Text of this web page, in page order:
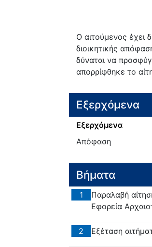
Ο αιτούμενος έχει
διοικητικής
δύναται να
απορρίφθηκε το
Εξερχόμενα
Εξερχόμενα
Απόφαση
Βήματα
1
Παραλαβή
Εφορεία
2 Εξέταση